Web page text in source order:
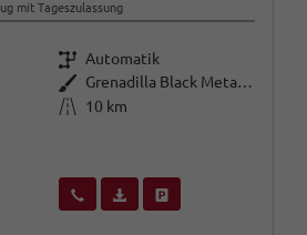
mit Tageszulassung
Getriebe Automatik
Außenfarbe
Grenadilla Black Metallic
Kilometerstand
10 km
Wir rufen Sie anFahrzeugexposé (PDF)